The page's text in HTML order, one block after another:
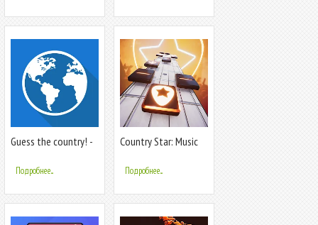
Guess the country! -
Подробнее...
Country Star: Music
Подробнее...